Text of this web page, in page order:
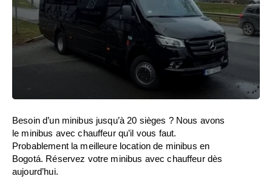
Besoin d’un minibus jusqu’à 20 sièges ? Nous avons
le minibus avec chauffeur qu’il vous faut.
Probablement la meilleure location de minibus en
Bogotá. Réservez votre minibus avec chauffeur dès
aujourd’hui.